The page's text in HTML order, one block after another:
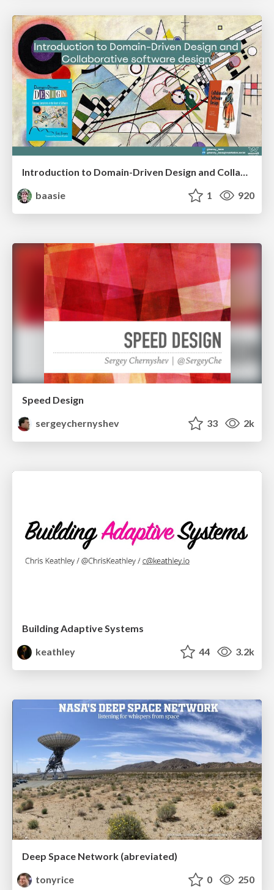
Introduction to Domain-Driven Design and Collaborative software design
baasie
1 920
Speed Design
sergeychernyshev
33 2k
Building Adaptive Systems
keathley
44 3.2k
Deep Space Network (abreviated)
tonyrice
0 250